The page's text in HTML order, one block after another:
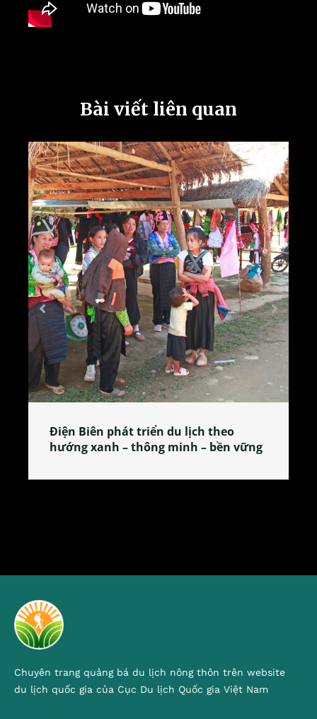
Bài viết liên quan
Làng làm bánh tẻ Phú Nhi – nơi lan
tỏa đặc sản xứ Đoài
Chuyên trang quảng bá du lịch nông thôn trên website
du lịch quốc gia của Cục Du lịch Quốc gia Việt Nam